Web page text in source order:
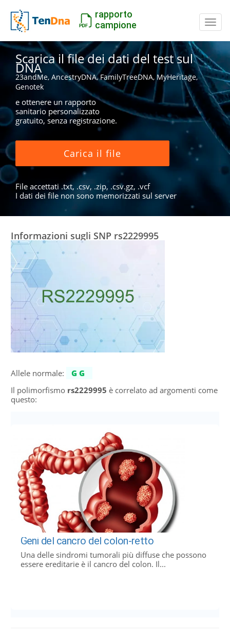
rapporto
campione
Scarica il file dei dati del test sul
DNA
23andMe, AncestryDNA, FamilyTreeDNA, MyHeritage,
Genotek
e ottenere un rapporto
sanitario personalizzato
gratuito, senza registrazione.
Carica il file
File accettati .txt, .csv, .zip, .csv.gz, .vcf
I dati dei file non sono memorizzati sul server
Informazioni sugli SNP rs2229995
Allele normale:
GG
Il polimorfismo rs2229995 è correlato ad argomenti come
questo:
Geni del cancro del colon-retto
Una delle sindromi tumorali più diffuse che possono
essere ereditarie è il cancro del colon. Il...